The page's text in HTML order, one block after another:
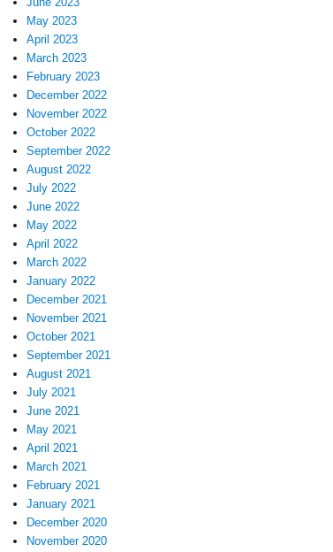
May 2023
April 2023
March 2023
February 2023
December 2022
November 2022
October 2022
September 2022
August 2022
July 2022
June 2022
May 2022
April 2022
March 2022
January 2022
December 2021
November 2021
October 2021
September 2021
August 2021
July 2021
June 2021
May 2021
April 2021
March 2021
February 2021
January 2021
December 2020
November 2020